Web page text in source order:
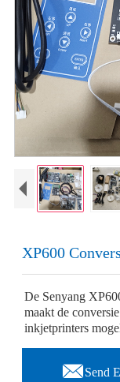
XP600
De Senyang
maakt de
inkjetprinters
Send